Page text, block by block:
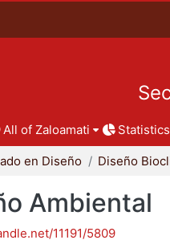
All of Zaloamati Statistics
en Diseño Diseño
Ambiental
11191/5809